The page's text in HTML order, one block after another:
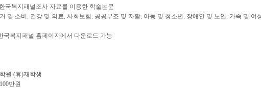
국복지패널조사 자료를 이용한 학술논문
및 소비, 건강 및 의료, 사회보험, 공공부조 및 자활, 아동 및 청소년, 장애인 및 노인, 가족 및 여
국복지패널 홈페이지에서 다운로드 가능
원 (휴)재학생
만원